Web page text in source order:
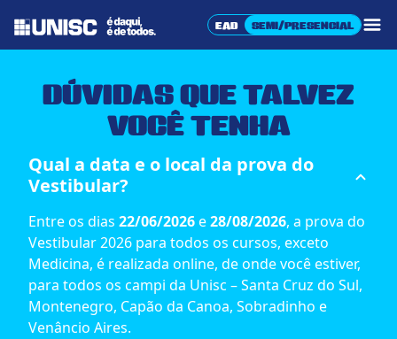
UNISC – Universidade de Santa
EAD SEMI/PRESENCIAL
DÚVIDASQUE TALVEZ
VOCÊ TENHA
Qual a data e o local da prova do
Vestibular?
Entre os dias 22/06/2026e28/08/2026, a prova do
Vestibular 2026 para todos os cursos, exceto
Medicina, é realizada online, de onde você estiver,
para todos os campi da Unisc – Santa Cruz do Sul,
Montenegro, Capão da Canoa, Sobradinho e
Venâncio Aires.